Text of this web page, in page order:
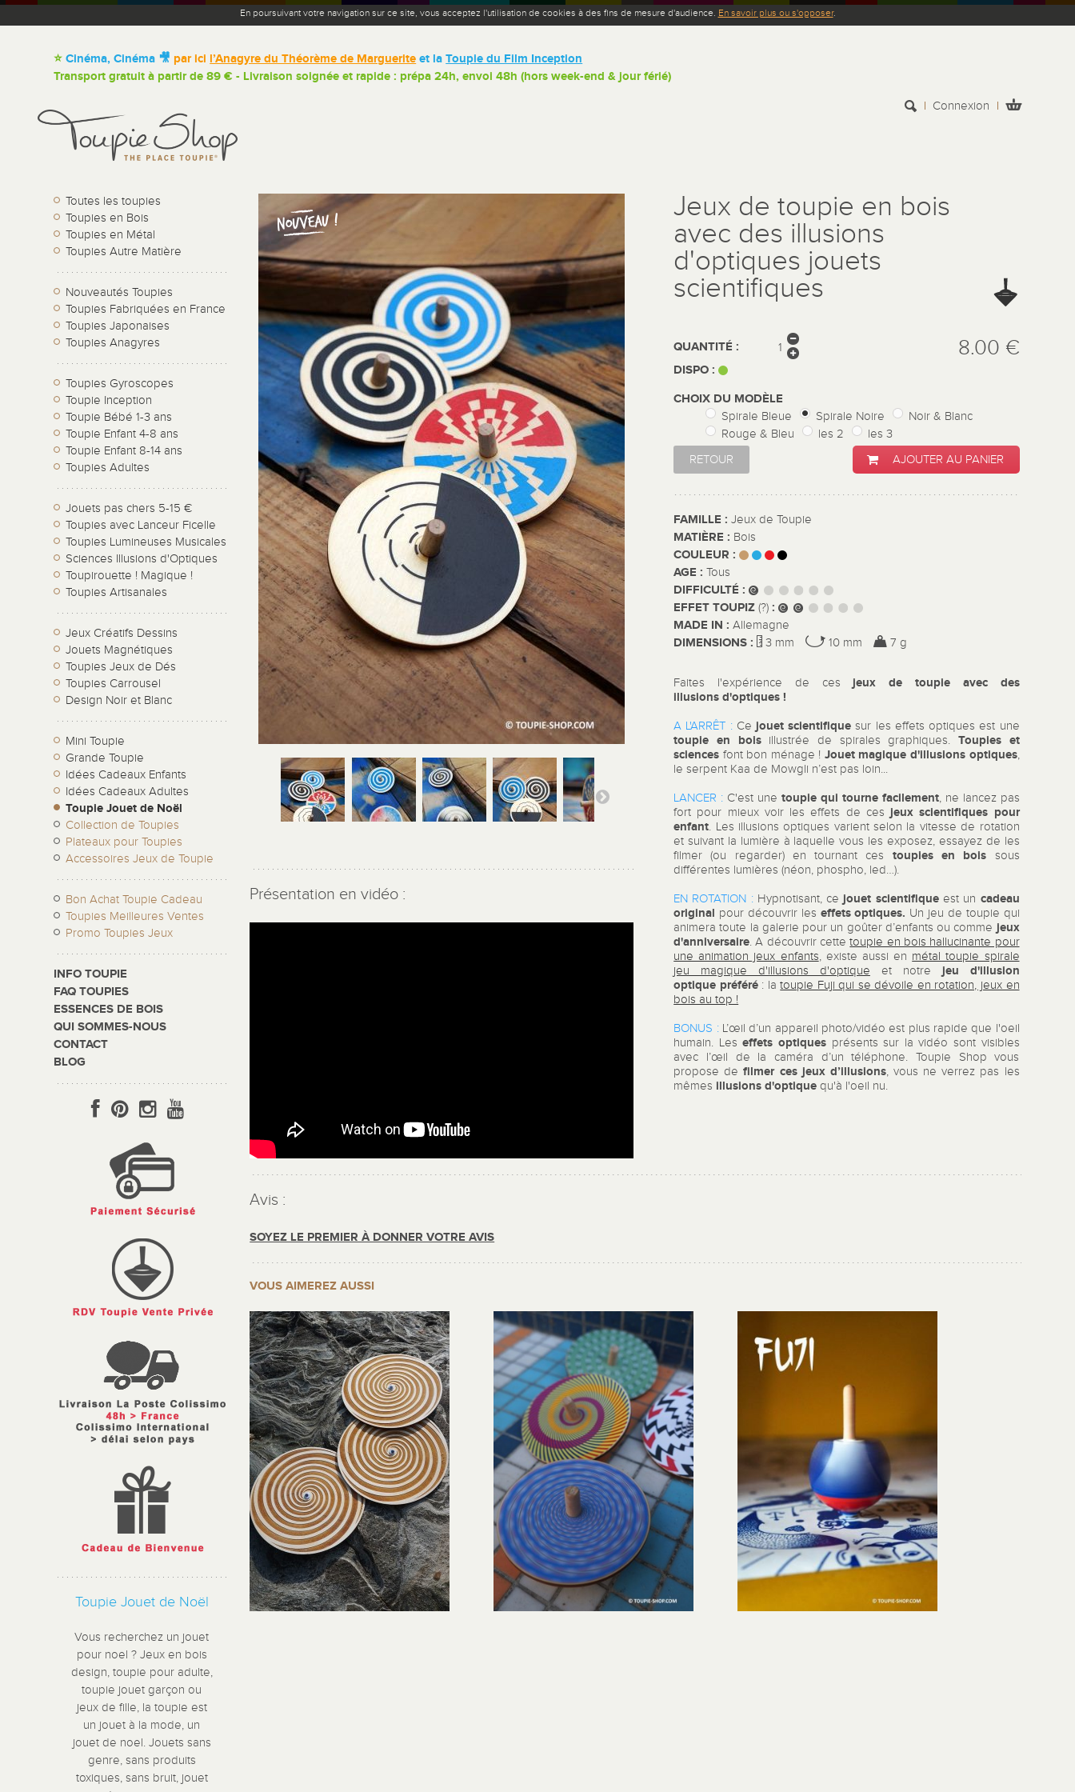
En poursuivant votre navigation sur ce site, vous acceptez l'utilisation de cookies à des fins de mesure d'audience. En savoir plus ou s'opposer.
⭐Cinéma, Cinéma 🎥 par ici l’Anagyre du Théorème de Marguerite et laToupie du Film Inception
Transport gratuit à partir de 89 € - Livraison soignée et rapide : prépa 24h, envoi 48h (hors week-end & jour férié)
Connexion
Toutes les toupies
Toupies en Bois
Toupies en Métal
Toupies Autre Matière
Nouveautés Toupies
Toupies Fabriquées en France
Toupies Japonaises
Toupies Anagyres
Toupies Gyroscopes
Toupie Inception
Toupie Bébé 1-3 ans
Toupie Enfant 4-8 ans
Toupie Enfant 8-14 ans
Toupies Adultes
Jouets pas chers 5-15 €
Toupies avec Lanceur Ficelle
Toupies Lumineuses Musicales
Sciences Illusions d'Optiques
Toupirouette ! Magique !
Toupies Artisanales
Jeux Créatifs Dessins
Jouets Magnétiques
Toupies Jeux de Dés
Toupies Carrousel
Design Noir et Blanc
Mini Toupie
Grande Toupie
Idées Cadeaux Enfants
Idées Cadeaux Adultes
Toupie Jouet de Noël
Collection de Toupies
Plateaux pour Toupies
Accessoires Jeux de Toupie
Bon Achat Toupie Cadeau
Toupies Meilleures Ventes
Promo Toupies Jeux
INFO TOUPIE
FAQ TOUPIES
ESSENCES DE BOIS
QUI SOMMES-NOUS
CONTACT
BLOG
Toupie Jouet de Noël
Vous recherchez un jouet
pour noel ? Jeux en bois
design, toupie pour adulte,
toupie jouet garçon ou
jeux de fille, la toupie est
un jouet à la mode, un
jouet de noel. Jouets sans
genre, sans produits
toxiques, sans bruit, jouet
Présentation en vidéo :
Jeux de toupie en bois
avec des illusions
d'optiques jouets
scientifiques
QUANTITÉ :
DISPO :
8.00 €
CHOIX DU MODÈLE
Spirale Bleue Spirale Noire
Noir & Blanc
Rouge & Bleu
les 2
les 3
RETOUR
AJOUTER AU PANIER
FAMILLE :Jeux de Toupie
MATIÈRE : Bois
COULEUR :
AGE :Tous
DIFFICULTÉ :
EFFET TOUPIZ(?) :
MADE IN :Allemagne
DIMENSIONS : 3 mm 10 mm 7 g
Faites l'expérience de ces jeux de toupie avec des
illusions d'optiques !
A L'ARRÊT :Ce jouet scientifiquesur les effets optiques est une
toupie en boisillustrée de spirales graphiques. Toupies et
sciences font bon ménage ! Jouet magique d'illusions optiques,
le serpent Kaa de Mowgli n’est pas loin...
LANCER : C'est une toupie qui tourne facilement, ne lancez pas
fort pour mieux voir les effets de ces jeux scientifiques pour
enfant. Les illusions optiques varient selon la vitesse de rotation
et suivant la lumière à laquelle vous les exposez, essayez de les
filmer (ou regarder) en tournant ces toupies en bois sous
différentes lumières (néon, phospho, led…).
EN ROTATION :Hypnotisant, ce jouet scientifiqueest un cadeau
original pour découvrir les effets optiques. Un jeu de toupie qui
animera toute la galerie pour un goûter d’enfants ou comme jeux
d'anniversaire. A découvrir cettetoupie en bois hallucinante pour
une animation jeux enfants, existe aussi en métal toupie spirale
jeu magique d'illusions d'optique et notre jeu d'illusion
optique préféré: latoupie Fuji qui se dévoile en rotation, jeux en
bois au top !
BONUS :L’œil d’un appareil photo/vidéo est plus rapide que l'oeil
humain. Leseffets optiquesprésents sur la vidéo sont visibles
avec l’œil de la caméra d’un téléphone. Toupie Shop vous
propose defilmer ces jeux d’illusions, vous ne verrez pas les
mêmes illusions d'optique qu'à l'oeil nu.
Avis :
SOYEZ LE PREMIER À DONNER VOTRE AVIS
VOUS AIMEREZ AUSSI